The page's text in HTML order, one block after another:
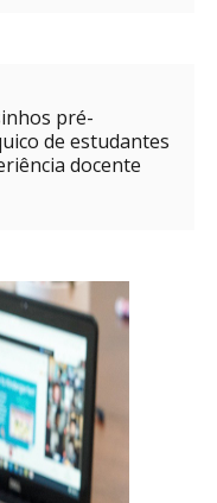
pré-
de estudantes
docente